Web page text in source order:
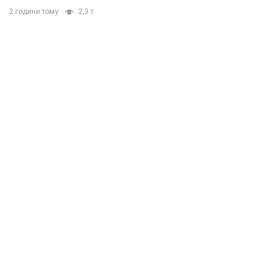
2 години тому 2,3 т.